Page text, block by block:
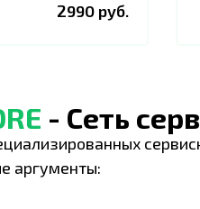
2990 руб.
- Сеть
аргументы: